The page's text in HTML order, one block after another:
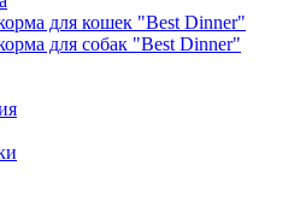
для кошек "Best Dinner"
для собак "Best Dinner"